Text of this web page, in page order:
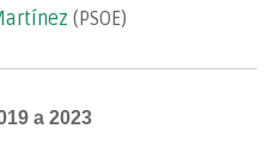
(PSOE)
a 2023